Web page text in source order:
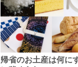
帰省のお土産は何に